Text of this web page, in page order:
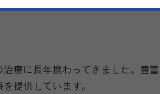
得ています。精度の高いダウンタ
療に長年携わってきました。豊富
提供しています。